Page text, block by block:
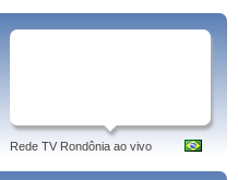
Rede TV Rondônia ao vivo